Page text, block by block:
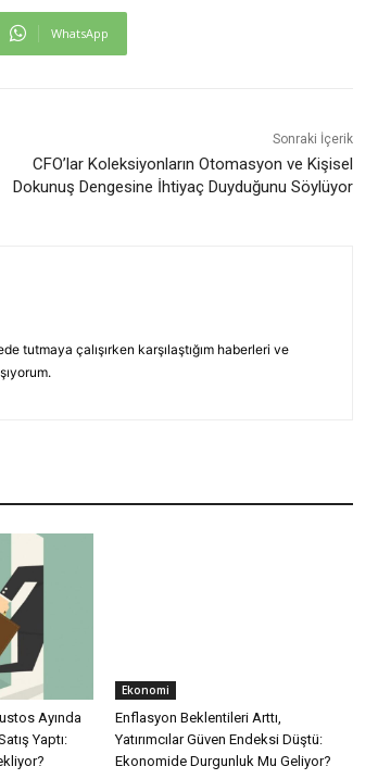
WhatsApp
Sonraki İçerik
CFO’lar Koleksiyonların Otomasyon ve Kişisel
Dokunuş Dengesine İhtiyaç Duyduğunu Söylüyor
tutmaya çalışırken karşılaştığım haberleri ve
Ayında
Yaptı:
Ekonomi
Enflasyon Beklentileri Arttı,
Yatırımcılar Güven Endeksi Düştü:
Ekonomide Durgunluk Mu Geliyor?